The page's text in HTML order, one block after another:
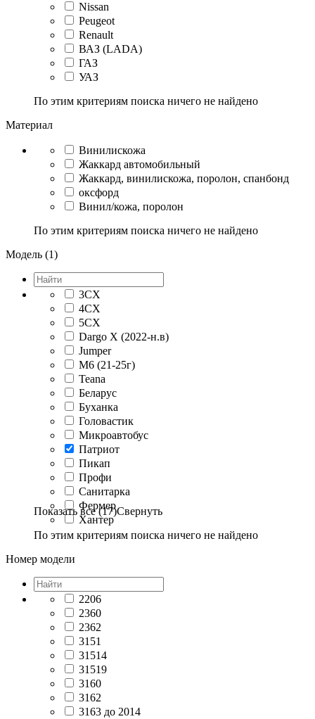
Nissan
Peugeot
Renault
ВАЗ (LADA)
ГАЗ
УАЗ
По этим критериям поиска ничего не найдено
Материал
Винилискожа
Жаккард автомобильный
Жаккард, винилискожа, поролон, спанбонд
оксфорд
Винил/кожа, поролон
По этим критериям поиска ничего не найдено
Модель (1)
3CX
4CX
5CX
Dargo X (2022-н.в)
Jumper
M6 (21-25г)
Teana
Беларус
Буханка
Головастик
Микроавтобус
Патриот
Пикап
Профи
Санитарка
Фермер
Хантер
Показать все (17)Свернуть
По этим критериям поиска ничего не найдено
Номер модели
2206
2360
2362
3151
31514
31519
3160
3162
3163 до 2014